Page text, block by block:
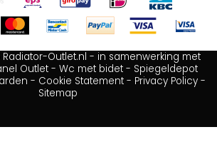
Outlet.nl - in samenwerking met
Outlet - Wc met bidet - Spiegeldepot
- Cookie Statement- Privacy Policy-
Sitemap